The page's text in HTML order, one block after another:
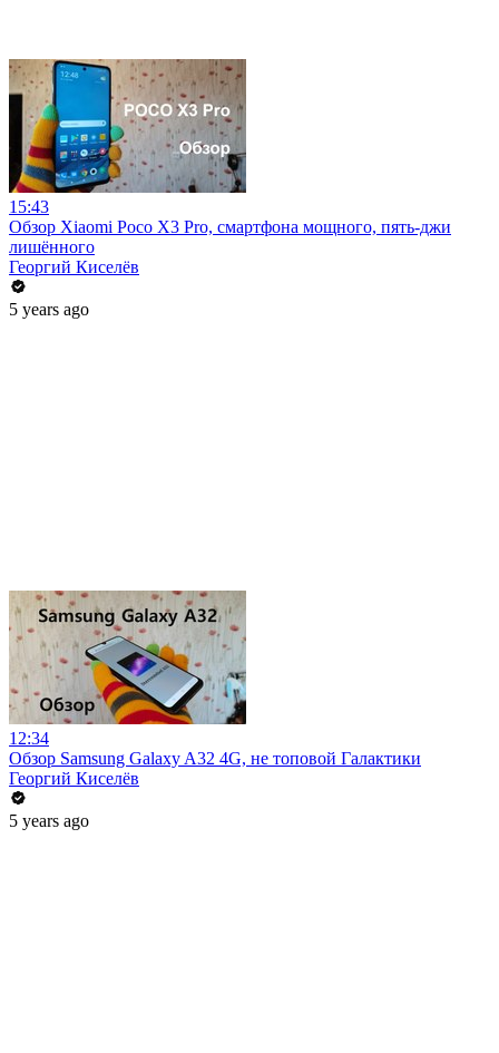
15:43
Обзор Xiaomi Poco X3 Pro, смартфона мощного, пять-джи
лишённого
Георгий Киселёв
5 years ago
12:34
Обзор Samsung Galaxy A32 4G, не топовой Галактики
Георгий Киселёв
5 years ago